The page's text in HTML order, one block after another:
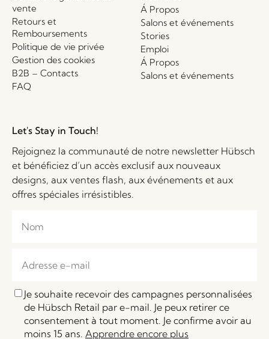
vente
Retours et
Remboursements
Politique de vie privée
Gestion des cookies
B2B – Contacts
FAQ
Á Propos
Salons et événements
Stories
Emploi
Á Propos
Salons et événements
Let's Stay in Touch!
Rejoignez la communauté de notre newsletter Hübsch
et bénéficiez d’un accès exclusif aux nouveaux
designs, aux ventes flash, aux événements et aux
offres spéciales irrésistibles.
Je souhaite recevoir des campagnes personnalisées
de Hübsch Retail par e-mail. Je peux retirer ce
consentement à tout moment. Je confirme avoir au
moins 15 ans. Apprendre encore plus